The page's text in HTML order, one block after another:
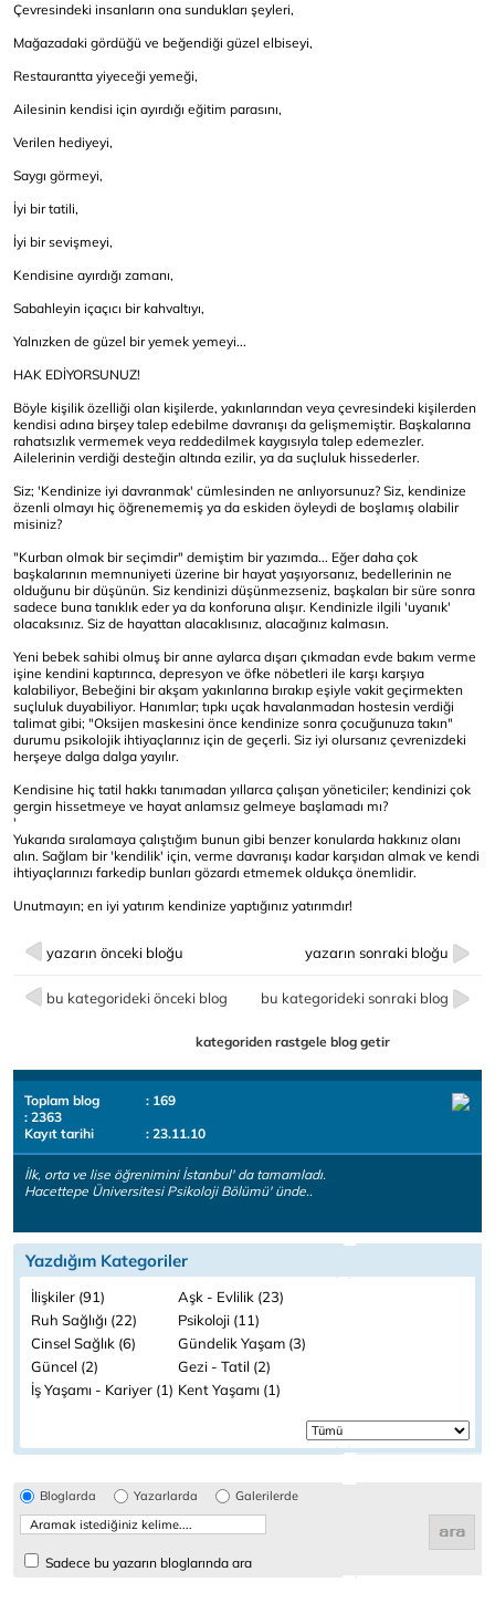
Çevresindeki insanların ona sundukları şeyleri,
Mağazadaki gördüğü ve beğendiği güzel elbiseyi,
Restaurantta yiyeceği yemeği,
Ailesinin kendisi için ayırdığı eğitim parasını,
Verilen hediyeyi,
Saygı görmeyi,
İyi bir tatili,
İyi bir sevişmeyi,
Kendisine ayırdığı zamanı,
Sabahleyin içaçıcı bir kahvaltıyı,
Yalnızken de güzel bir yemek yemeyi...
HAK EDİYORSUNUZ!
Böyle kişilik özelliği olan kişilerde, yakınlarından veya çevresindeki kişilerden
kendisi adına birşey talep edebilme davranışı da gelişmemiştir. Başkalarına
rahatsızlık vermemek veya reddedilmek kaygısıyla talep edemezler.
Ailelerinin verdiği desteğin altında ezilir, ya da suçluluk hissederler.
Siz; 'Kendinize iyi davranmak' cümlesinden ne anlıyorsunuz? Siz, kendinize
özenli olmayı hiç öğrenememiş ya da eskiden öyleydi de boşlamış olabilir
misiniz?
"Kurban olmak bir seçimdir" demiştim bir yazımda... Eğer daha çok
başkalarının memnuniyeti üzerine bir hayat yaşıyorsanız, bedellerinin ne
olduğunu bir düşünün. Siz kendinizi düşünmezseniz, başkaları bir süre sonra
sadece buna tanıklık eder ya da konforuna alışır. Kendinizle ilgili 'uyanık'
olacaksınız. Siz de hayattan alacaklısınız, alacağınız kalmasın.
Yeni bebek sahibi olmuş bir anne aylarca dışarı çıkmadan evde bakım verme
işine kendini kaptırınca, depresyon ve öfke nöbetleri ile karşı karşıya
kalabiliyor, Bebeğini bir akşam yakınlarına bırakıp eşiyle vakit geçirmekten
suçluluk duyabiliyor. Hanımlar; tıpkı uçak havalanmadan hostesin verdiği
talimat gibi; "Oksijen maskesini önce kendinize sonra çocuğunuza takın"
durumu psikolojik ihtiyaçlarınız için de geçerli. Siz iyi olursanız çevrenizdeki
herşeye dalga dalga yayılır.
Kendisine hiç tatil hakkı tanımadan yıllarca çalışan yöneticiler; kendinizi çok
gergin hissetmeye ve hayat anlamsız gelmeye başlamadı mı?
'
Yukarıda sıralamaya çalıştığım bunun gibi benzer konularda hakkınız olanı
alın. Sağlam bir 'kendilik' için, verme davranışı kadar karşıdan almak ve kendi
ihtiyaçlarınızı farkedip bunları gözardı etmemek oldukça önemlidir.
Unutmayın; en iyi yatırım kendinize yaptığınız yatırımdır!
yazarın önceki bloğu yazarın sonraki bloğu
bu kategorideki önceki blog bu kategorideki sonraki blog
kategoriden rastgele blog getir
Toplam blog
: 169
: 2363
Kayıt tarihi
: 23.11.10
İlk, orta ve lise öğrenimini İstanbul' da tamamladı.
Hacettepe Üniversitesi Psikoloji Bölümü' ünde..
Yazdığım Kategoriler
İlişkiler (91)
Aşk - Evlilik (23)
Ruh Sağlığı (22)
Psikoloji (11)
Cinsel Sağlık (6)
Gündelik Yaşam (3)
Güncel (2)
Gezi - Tatil (2)
İş Yaşamı - Kariyer (1) Kent Yaşamı (1)
Bloglarda Yazarlarda Galerilerde
Sadece bu yazarın bloglarında ara